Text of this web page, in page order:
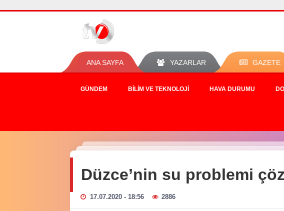
ANA SAYFA YAZARLAR GAZETE
GÜNDEM BILIM VE TEKNOLOJI HAVA DURUMU
Düzce’nin su problemi
17.07.2020 - 18:56 2886